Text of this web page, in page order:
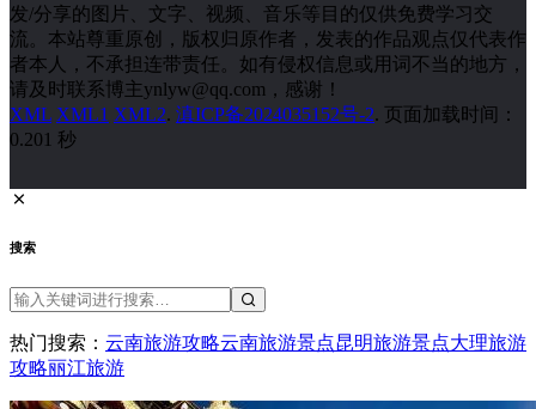
发/分享的图片、文字、视频、音乐等目的仅供免费学习交
流。本站尊重原创，版权归原作者，发表的作品观点仅代表作
者本人，不承担连带责任。如有侵权信息或用词不当的地方，
请及时联系博主ynlyw@qq.com，感谢！
XML XML1 XML2. 滇ICP备2024035152号-2. 页面加载时间：
0.201 秒
搜索
热门搜索： 云南旅游攻略云南旅游景点昆明旅游景点大理旅游
攻略丽江旅游